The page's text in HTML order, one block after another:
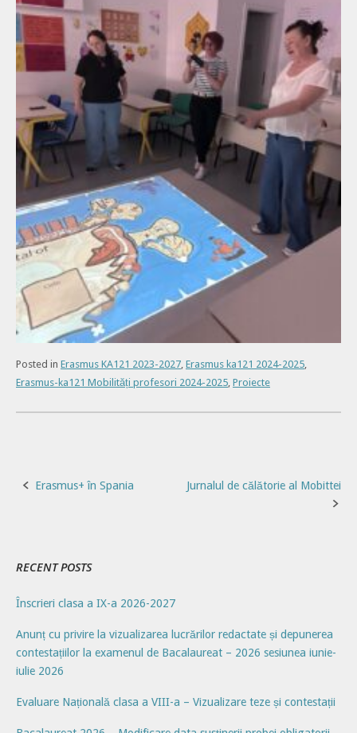
Posted in Erasmus KA121 2023-2027, Erasmus ka121 2024-2025,
Erasmus-ka121 Mobilități profesori 2024-2025, Proiecte
Post
Erasmus+ în Spania Jurnalul de călătorie al Mobittei
RECENT POSTS
Înscrieri clasa a IX-a 2026-2027
Anunț cu privire la vizualizarea lucrărilor redactate și depunerea
contestațiilor la examenul de Bacalaureat – 2026 sesiunea iunie-
iulie 2026
Evaluare Națională clasa a VIII-a – Vizualizare teze și contestații